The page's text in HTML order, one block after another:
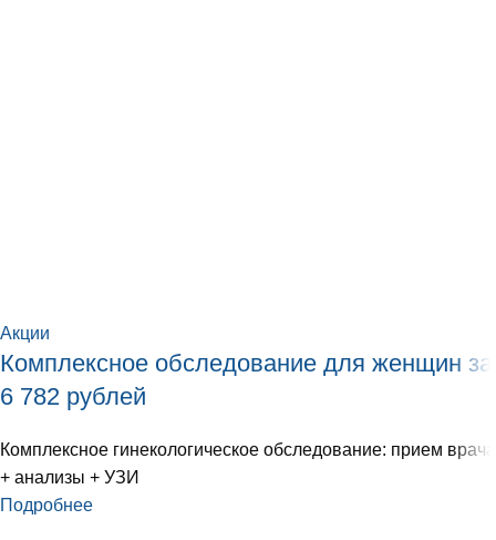
Акции
Комплексное обследование для женщин за
6 782 рублей
Комплексное гинекологическое обследование: прием врача
+ анализы + УЗИ
Подробнее